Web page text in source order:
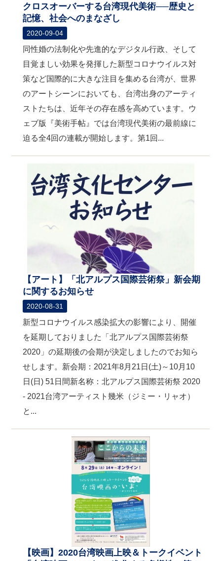
クロスオーバーする台湾現代美術──歴史と
記憶、社会へのまなざし
2020-09-04
同性婚の法制化や先進的なデジタル行政、そして
目覚ましい効果を発揮した新型コロナウイルス対
策など国際的に大きな注目を集める台湾が、世界
のアートシーンにおいても、台湾出身のアーティ
ストたちは、近年その存在感を高めています。ウ
ェブ版『美術手帖』では台湾現代美術の最前線に
迫る全4回の連載が開始します。第1回...
【アート】「北アルプス国際芸術祭」新会期
に関するお知らせ
2020-08-31
新型コロナウイルス感染拡大の影響により、開催
を延期しておりました「北アルプス国際芸術祭
2020」の延期後の会期が決定しましたのでお知ら
せします。新会期：2021年8月21日(土)～10月10
日(日) 51日間新名称：北アルプス国際芸術祭 2020
- 2021台湾アーティスト幾米（ジミー・リャオ）
と...
【映画】2020台湾映画上映＆トークイベント